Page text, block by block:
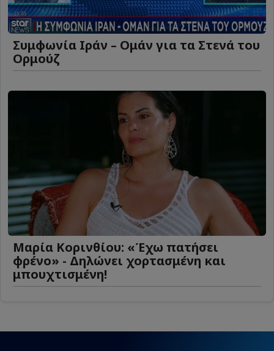
Συμφωνία Ιράν – Ομάν για τα Στενά του
Ορμούζ
Μαρία Κορινθίου: «Έχω πατήσει
φρένο» - Δηλώνει χορτασμένη και
μπουχτισμένη!